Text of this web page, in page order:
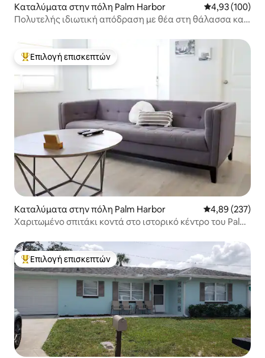
Καταλύματα στην πόλη Palm Harbor Μέση
4,93 (100)
Πολυτελής ιδιωτική απόδραση με θέα στη θάλασσα και
Κορυφαία επιλογή επισκεπτών
Επιλογή επισκεπτών
Καταλύματα στην πόλη Palm Harbor Μέση
4,89 (237)
Χαριτωμένο σπιτάκι κοντά στο ιστορικό κέντρο του Palm
Κορυφαία επιλογή επισκεπτών
Επιλογή επισκεπτών